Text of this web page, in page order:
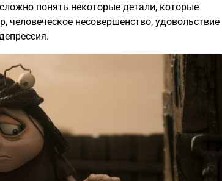
понять некоторые детали, которые
несовершенство, удовольствие